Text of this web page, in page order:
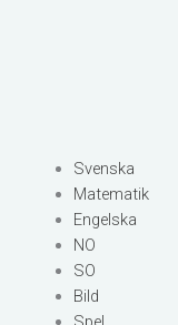
Svenska
Matematik
Engelska
NO
SO
Bild